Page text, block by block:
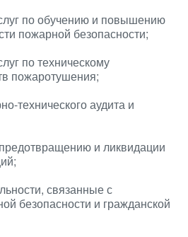
по обучению и повышению
пожарной безопасности;
по техническому
пожаротушения;
технического аудита и
и ликвидации
связанные с
безопасности и гражданской